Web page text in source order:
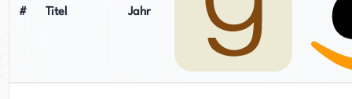
# Titel Jahr